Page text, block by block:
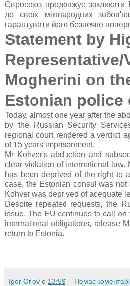
Євросоюз продовжує закликати
до своїх міжнародних
гарантувати його безпечне
Statement by
Representative/
Mogherini on
Estonian police
Today, almost one year after the
by the Russian Security
regional court rendered a verdict
of 15 years imprisonment.
Mr Kohver's abduction and
clear violation of international law.
has been deprived of the right to
case, the Estonian consul was
Kohver was deprived of adequate
Despite repeated requests, the
issue. The EU continues to call
international obligations, release
return to Estonia.
Igor Orlov о 13:59 Немає